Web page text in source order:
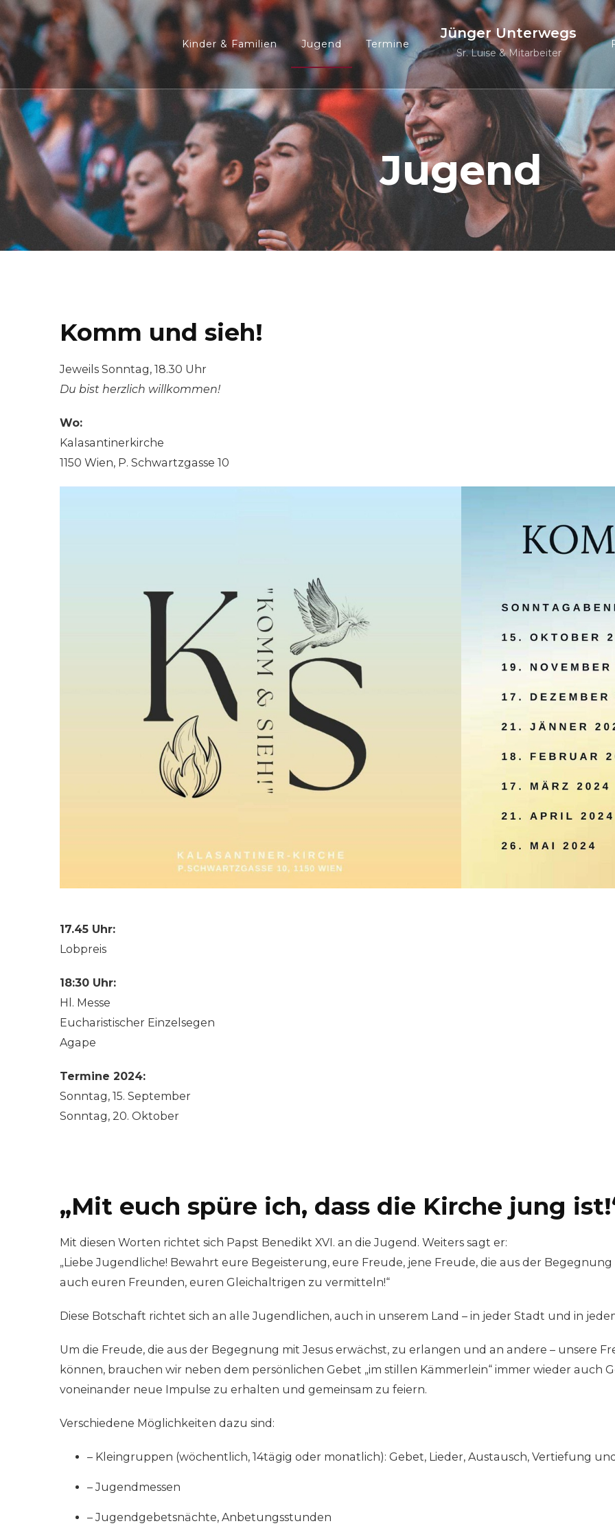
Kinder & Familien Jugend Termine
Jünger Unterwegs
Sr. Luise & Mitarbeiter
Jugend
Komm und sieh!
Jeweils Sonntag, 18.30 Uhr
Du bist herzlich willkommen!
Wo:
Kalasantinerkirche
1150 Wien, P. Schwartzgasse 10
17.45 Uhr:
Lobpreis
18:30 Uhr:
Hl. Messe
Eucharistischer Einzelsegen
Agape
Termine 2024:
Sonntag, 15. September
Sonntag, 20. Oktober
„Mit euch spüre ich, dass die Kirche jung
Mit diesen Worten richtet sich Papst Benedikt XVI. an die Jugend. Weiters sagt er:
„Liebe Jugendliche! Bewahrt eure Begeisterung, eure Freude, jene Freude, die aus der
auch euren Freunden, euren Gleichaltrigen zu vermitteln!“
Diese Botschaft richtet sich an alle Jugendlichen, auch in unserem Land – in jeder Stadt und in
Um die Freude, die aus der Begegnung mit Jesus erwächst, zu erlangen und an andere – unsere
können, brauchen wir neben dem persönlichen Gebet „im stillen Kämmerlein“ immer wieder auch
voneinander neue Impulse zu erhalten und gemeinsam zu feiern.
Verschiedene Möglichkeiten dazu sind:
– Kleingruppen (wöchentlich, 14tägig oder monatlich): Gebet, Lieder, Austausch, Vertiefung
– Jugendmessen
– Jugendgebetsnächte, Anbetungsstunden